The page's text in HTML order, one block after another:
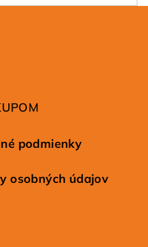
podmienky
osobných údajov